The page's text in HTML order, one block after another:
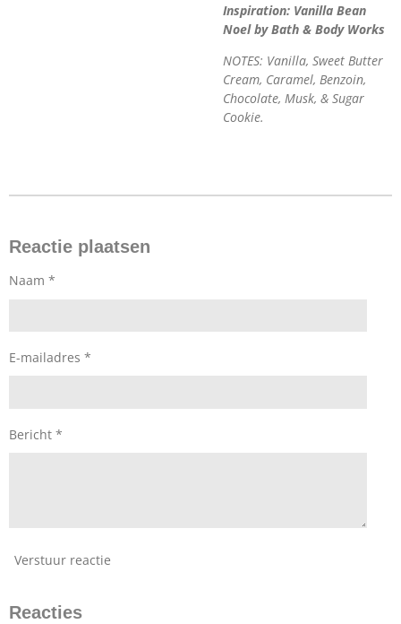
Inspiration: Vanilla Bean
Noel by Bath & Body Works
NOTES: Vanilla, Sweet Butter
Cream, Caramel, Benzoin,
Chocolate, Musk, & Sugar
Cookie.
Reactie plaatsen
Naam *
E-mailadres *
Bericht *
Verstuur reactie
Reacties